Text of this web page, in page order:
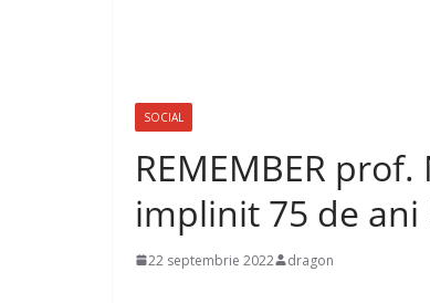
SOCIAL
REMEMBER
implinit 75 de ani
22 septembrie 2022 dragon